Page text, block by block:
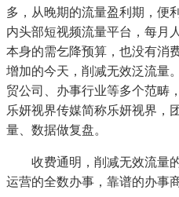
多，从晚期的流量盈利期，便
内头部短视频流量平台，每月
本身的需乞降预算，也没有消
增加的今天，削减无效泛流量
贸公司、办事行业等多个范畴
乐妍视界传媒简称乐妍视界，
量、数据做复盘。
收费通明，削减无效流量的
运营的全数办事，靠谱的办事